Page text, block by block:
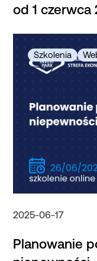
od 1 czerwca
2025-06-17
Planowanie